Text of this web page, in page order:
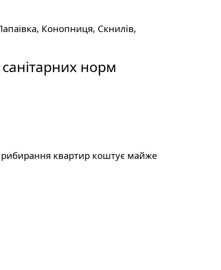
Конопниця, Скнилів,
норм
квартир коштує майже